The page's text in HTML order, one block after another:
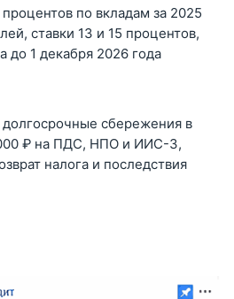
по вкладам за 2025
ставки 13 и 15 процентов,
до 1 декабря 2026 года
долгосрочные сбережения в
₽ на ПДС, НПО и ИИС-3,
налога и последствия